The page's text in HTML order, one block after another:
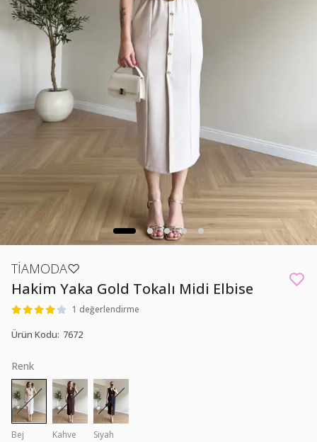
TİAMODA♡
Hakim Yaka Gold Tokalı Midi Elbise
1 değerlendirme
Ürün Kodu: 7672
Renk
Bej Kahve Siyah